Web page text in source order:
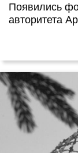
Появились
авторитета